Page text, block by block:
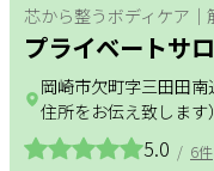
芯から整うボディケア｜
プライベートサ
5.0 / 6件
岡崎市欠町字三田田
住所をお伝え致します）